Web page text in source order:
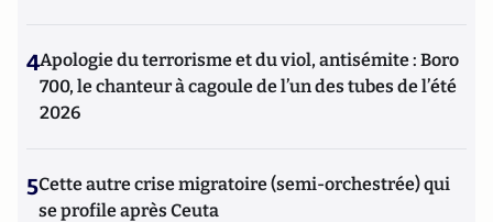
4Apologie du terrorisme et du viol, antisémite : Boro
700, le chanteur à cagoule de l’un des tubes de l’été
2026
5Cette autre crise migratoire (semi-orchestrée) qui
se profile après Ceuta